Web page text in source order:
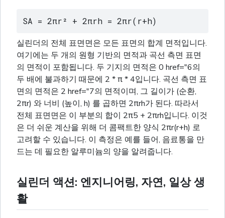
SA = 2πr² + 2πrh = 2πr(r+h)
실린더의 전체 표면면은 모든 표면의 합계 면적입니다.
여기에는 두 개의 원형 기반의 면적과 곡선 측면 표면
의 면적이 포함됩니다. 두 기지의 면적은 0 href="6의
두 배에 불과하기 때문에 2 * π * 4입니다. 곡선 측면 표
면의 면적은 2 href="7의 면적이며, 그 길이가 (순환,
2πr) 와 너비 (높이, h) 를 곱하면 2πrh가 된다. 따라서
전체 표면면은 이 부분의 합이 2π5 + 2πrh입니다. 이것
은 더 쉬운 계산을 위해 더 콤팩트한 양식 2πr(r+h) 로
고려할 수 있습니다. 이 측정은 예를 들어, 음료통을 만
드는 데 필요한 알루미늄의 양을 알려줍니다.
실린더 액션: 엔지니어링, 자연, 일상 생
활